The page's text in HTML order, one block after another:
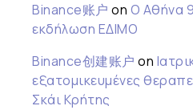
Binance账户 on Ο Αθήνα
εκδήλωση ΕΔΙΜΟ
Binance创建账户 on
εξατομικευμένες
Σκάι Κρήτης